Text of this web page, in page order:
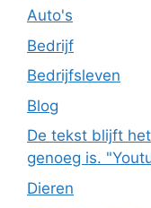
Auto's
Bedrijf
Bedrijfsleven
Blog
De tekst blijft
genoeg is.
Dieren